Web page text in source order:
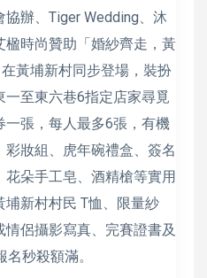
辦、Tiger Wedding、沐
時尚贊助「婚紗齊走，黃
黃埔新村同步登場，裝扮
至東六巷6指定店家尋覓
張，每人最多6張，有機
妝組、虎年碗禮盒、簽名
朵手工皂、酒精槍等實用
新村村民 T恤、限量紗
侶攝影寫真、完賽證書及
秒殺額滿。